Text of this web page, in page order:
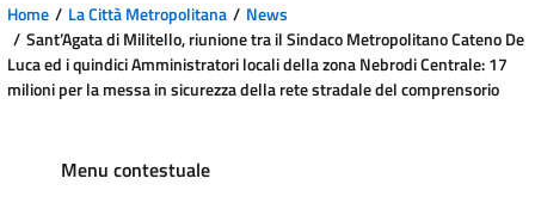
Home La Città Metropolitana
News
Sant’Agata di Militello, riunione tra il Sindaco Metropolitano Cateno De
Luca ed i quindici Amministratori locali della zona Nebrodi Centrale: 17
milioni per la messa in sicurezza della rete stradale del comprensorio
Menu contestuale